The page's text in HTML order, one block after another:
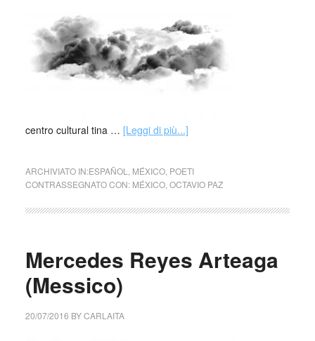
centro cultural tina … [Leggi di più...]
ARCHIVIATO IN:ESPAÑOL MÉXICO, POETI
CONTRASSEGNATO CON: MÉXICO, OCTAVIO PAZ
Mercedes Reyes Arteaga
(Messico)
20/07/2016 BYCARLAITA